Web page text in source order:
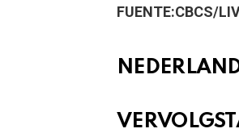
FUENTE:CBCS/